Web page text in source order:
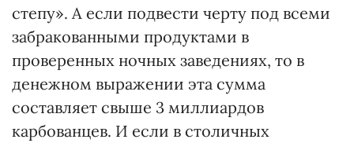
степу». А если подвести черту под всеми
забракованными продуктами в
проверенных ночных заведениях, то в
денежном выражении эта сумма
составляет свыше 3 миллиардов
карбованцев. И если в столичных